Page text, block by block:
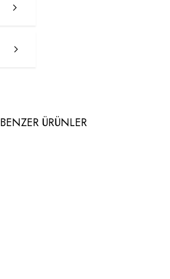
BENZER ÜRÜNLER